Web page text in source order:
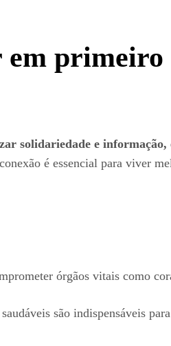
em
solidariedade e informação,
é essencial para viver
órgãos vitais como
são indispensáveis